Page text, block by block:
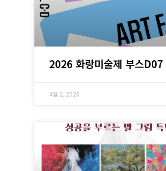
2026 화랑미술제 부스D07
4월 2, 2026